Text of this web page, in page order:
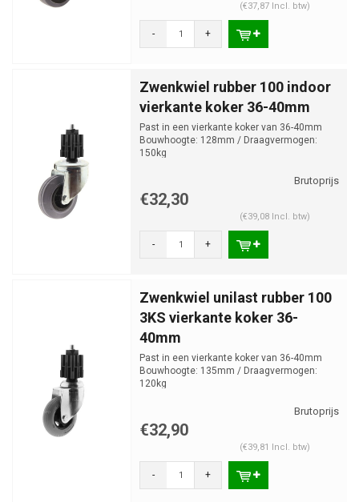
(€37,87 Incl. btw)
- +
Zwenkwiel rubber 100 indoor
vierkante koker 36-40mm
Past in een vierkante koker van 36-40mm
Bouwhoogte: 128mm / Draagvermogen:
150kg
€32,30
(€39,08 Incl. btw)
- +
Zwenkwiel unilast rubber 100
3KS vierkante koker 36-
40mm
Past in een vierkante koker van 36-40mm
Bouwhoogte: 135mm / Draagvermogen:
120kg
€32,90
(€39,81 Incl. btw)
- +